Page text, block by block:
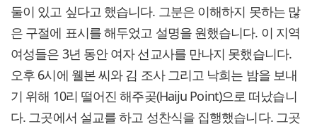
둘이 있고 싶다고 했습니다. 그분은 이해하지 못하는 많
은 구절에 표시를 해두었고 설명을 원했습니다. 이 지역
여성들은 3년 동안 여자 선교사를 만나지 못했습니다.
오후 6시에 웰본 씨와 김 조사 그리고 낙희는 밤을 보내
기 위해 10리 떨어진 해주곶(Haiju Point)으로 떠났습니
다. 그곳에서 설교를 하고 성찬식을 집행했습니다. 그곳